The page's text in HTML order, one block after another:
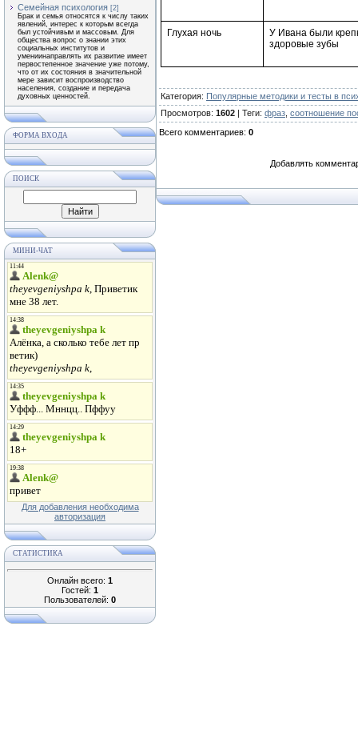
Семейная психология [2]
Брак и семья относятся к числу таких
явлений, интерес к которым всегда
был устойчивым и массовым. Для
общества вопрос о знании этих
социальных институтов и
умениинаправлять их развитие имеет
первостепенное значение уже потому,
что от их состояния в значительной
мере зависит воспроизводство
населения, создание и передача
духовных ценностей.
ФОРМА ВХОДА
ПОИСК
МИНИ-ЧАТ
Для добавления необходима
авторизация
СТАТИСТИКА
Онлайн всего: 1
Гостей: 1
Пользователей: 0
Глухая ночь
У Ивана были
здоровые зубы
Категория: Популярные методики и тесты в
Просмотров: 1602 | Теги: фраз соотношение
Всего комментариев: 0
Добавлять